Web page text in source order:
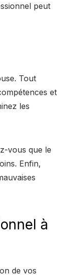
peut
Tout
et
les
vous que le
Enfin,
à
de vos